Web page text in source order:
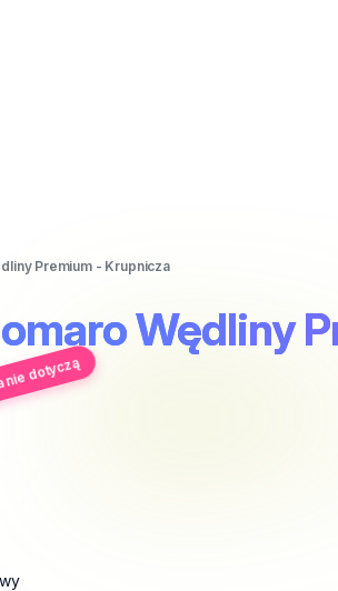
Premium - Krupnicza
Wędliny
dotyczą